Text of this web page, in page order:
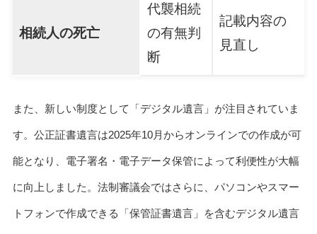
相続人の死亡
代襲相続
の有無判
断
記載内容の
見直し
また、新しい制度として「デジタル遺言」が注目されていま
す。公正証書遺言は2025年10月からオンラインでの作成が可
能となり、電子署名・電子データ保管によって利便性が大幅
に向上しました。法制審議会ではさらに、パソコンやスマー
トフォンで作成できる「保管証書遺言」を含むデジタル遺言